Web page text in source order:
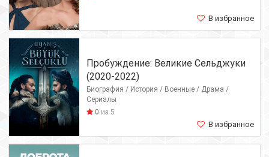
В избранное
Пробуждение: Великие Сельджуки
(2020-2022)
Биография / История / Военные / Драма /
Сериалы
0 из 5
В избранное